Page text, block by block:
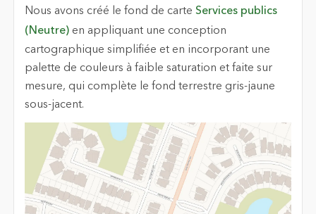
Nous avons créé le fond de carte Services publics
(Neutre)en appliquant une conception
cartographique simplifiée et en incorporant une
palette de couleurs à faible saturation et faite sur
mesure, qui complète le fond terrestre gris-jaune
sous-jacent.